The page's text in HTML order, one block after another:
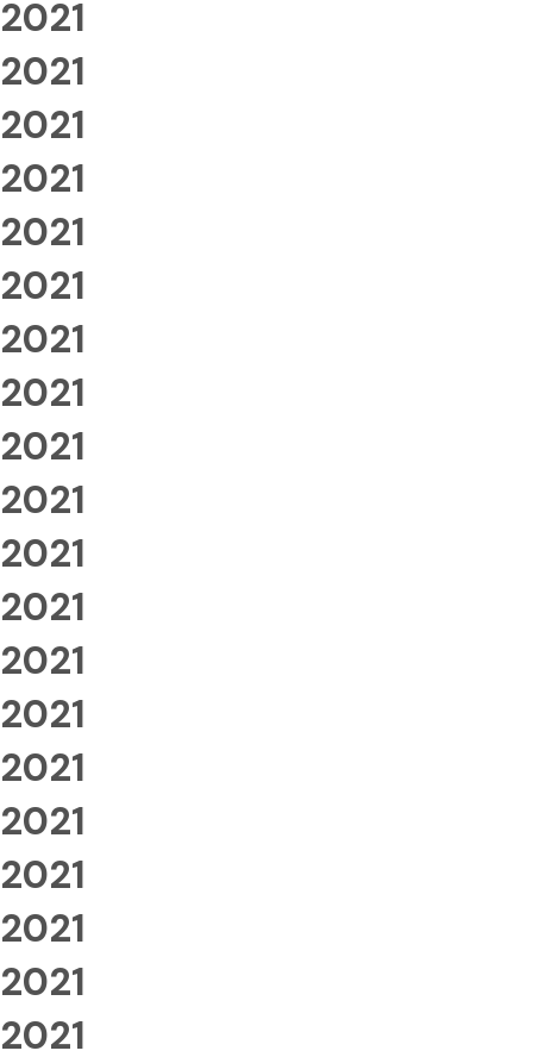
2021
2021
2021
2021
2021
2021
2021
2021
2021
2021
2021
2021
2021
2021
2021
2021
2021
2021
2021
2021